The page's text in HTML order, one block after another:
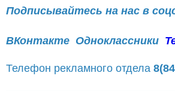
Подписывайтесь на нас в
ВКонтакте Одноклассники
Телефон рекламного отдела